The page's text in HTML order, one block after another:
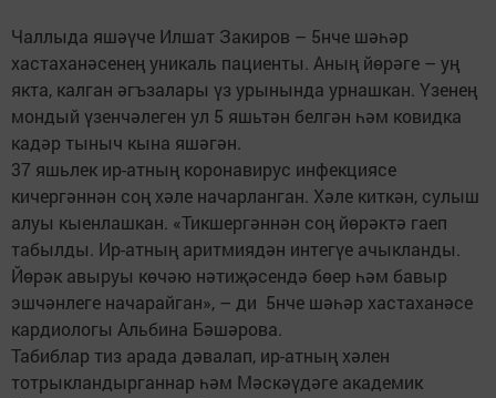
Чаллыда яшәүче Илшат Закиров – 5нче шәһәр
хастаханәсенең уникаль пациенты. Аның йөрәге – уң
якта, калган әгъзалары үз урынында урнашкан. Үзенең
мондый үзенчәлеген ул 5 яшьтән белгән һәм ковидка
кадәр тыныч кына яшәгән.
37 яшьлек ир-атның коронавирус инфекциясе
кичергәннән соң хәле начарланган. Хәле киткән, сулыш
алуы кыенлашкан. «Тикшергәннән соң йөрәктә гаеп
табылды. Ир-атның аритмиядән интегүе ачыкланды.
Йөрәк авыруы көчәю нәтиҗәсендә бөер һәм бавыр
эшчәнлеге начарайган», – ди 5нче шәһәр хастаханәсе
кардиологы Альбина Бәшәрова.
Табиблар тиз арада дәвалап, ир-атның хәлен
тотрыкландырганнар һәм Мәскәүдәге академик